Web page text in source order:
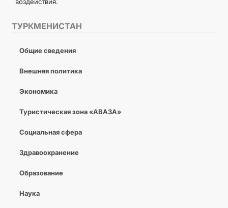
ТУРКМЕНИСТАН
Общие сведения
Внешняя политика
Экономика
Туристическая зона «АВАЗА»
Социальная сфера
Здравоохранение
Образование
Наука